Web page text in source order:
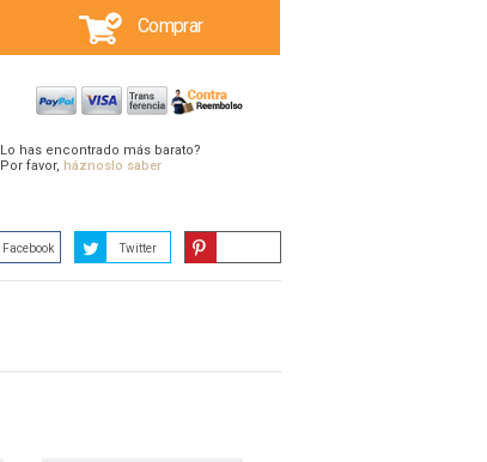
Comprar
Lo has encontrado más barato?
Por favor, háznoslo saber
Facebook Twitter